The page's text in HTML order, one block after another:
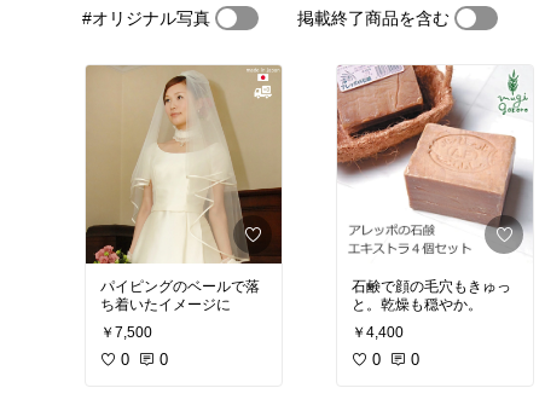
#オリジナル写真 掲載終了商品を含む
パイピングのベールで落
ち着いたイメージに
￥7,500
0 0
石鹸で顔の毛穴もきゅっ
と。乾燥も穏やか。
￥4,400
0 0